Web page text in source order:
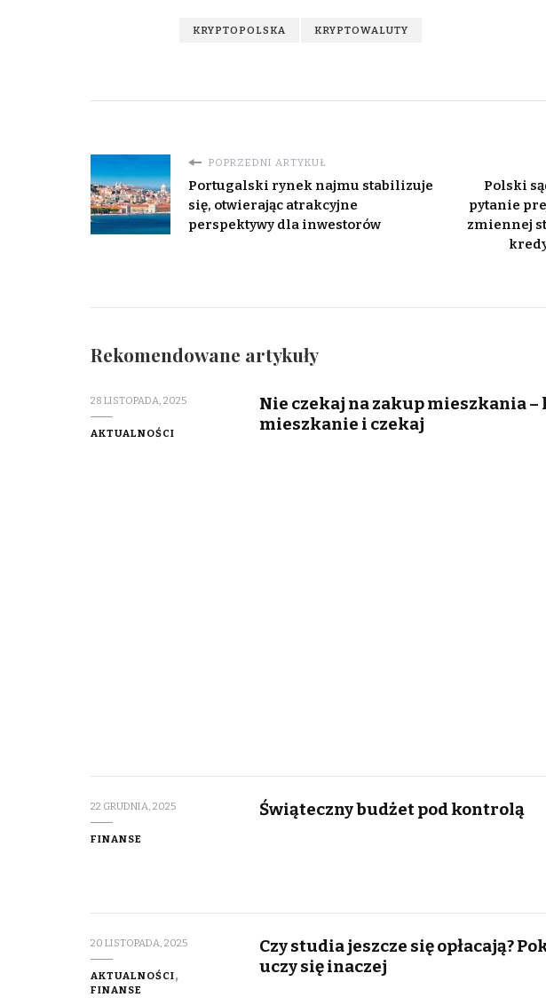
KRYPTOPOLSKA KRYPTOWALUTY
POPRZEDNI ARTYKUŁ
Portugalski rynek najmu stabilizuje
się, otwierając atrakcyjne
perspektywy dla inwestorów
Polski
pytanie
zmiennej
Rekomendowane artykuły
28 LISTOPADA, 2025
AKTUALNOŚCI
Nie czekaj na zakup mieszkania –
mieszkanie i czekaj
22 GRUDNIA, 2025
FINANSE
Świąteczny budżet pod kontrolą
20 LISTOPADA, 2025
AKTUALNOŚCI
FINANSE
Czy studia jeszcze się opłacają?
uczy się inaczej